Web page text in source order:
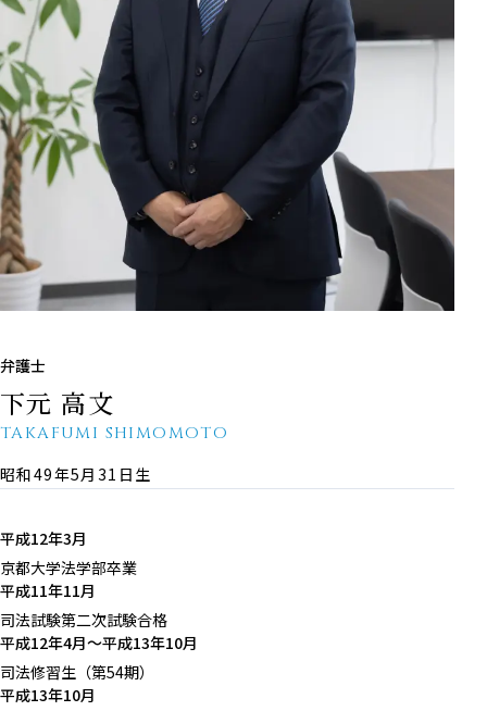
弁護士
下元 高文
TAKAFUMI SHIMOMOTO
昭和49年5月31日生
平成12年3月
京都大学法学部卒業
平成11年11月
司法試験第二次試験合格
平成12年4月～平成13年10月
司法修習生（第54期）
平成13年10月